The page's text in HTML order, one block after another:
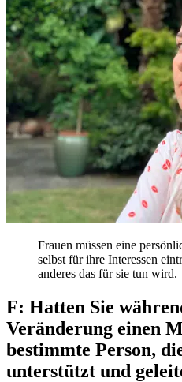
Frauen müssen eine
selbst für ihre Interessen
anderes das für sie tun wird.
F: Hatten Sie
Veränderung einen
bestimmte Person,
unterstützt und